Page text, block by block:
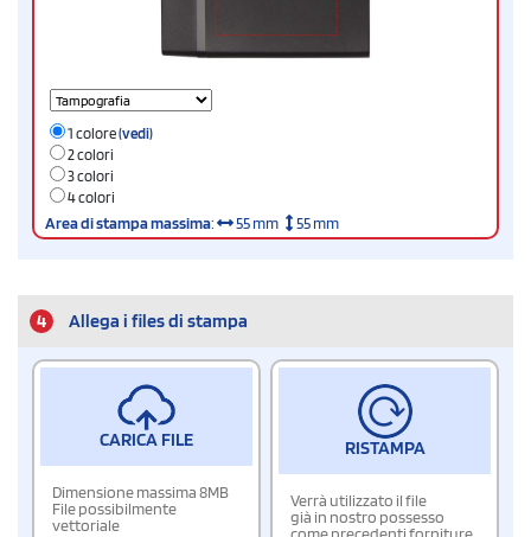
1 colore(vedi)
2 colori
3 colori
4 colori
Area di stampa massima: 55 mm 55 mm
4 Allega i files di stampa
CARICA FILE
Dimensione massima 8MB
File possibilmente
vettoriale
RISTAMPA
Verrà utilizzato il file
già in nostro possesso